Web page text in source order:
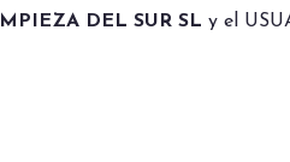
DEL SUR SL y el